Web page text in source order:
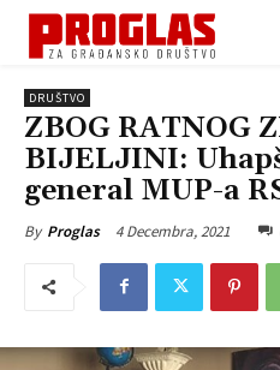
DRUŠTVO
ZBOG RATNOG
BIJELJINI:
general MUP-a
By Proglas 4 Decembra, 2021